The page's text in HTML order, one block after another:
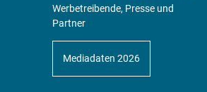
Werbetreibende, Presse und
Partner
Mediadaten 2026